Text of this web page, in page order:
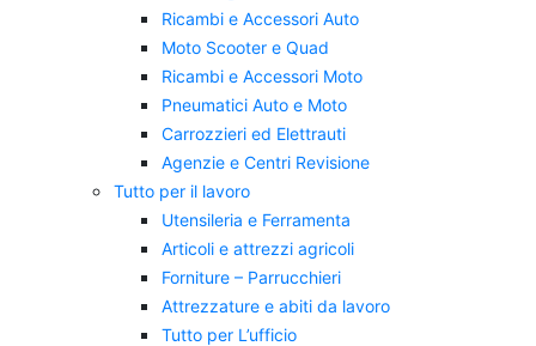
Ricambi e Accessori Auto
Moto Scooter e Quad
Ricambi e Accessori Moto
Pneumatici Auto e Moto
Carrozzieri ed Elettrauti
Agenzie e Centri Revisione
Tutto per il lavoro
Utensileria e Ferramenta
Articoli e attrezzi agricoli
Forniture – Parrucchieri
Attrezzature e abiti da lavoro
Tutto per L’ufficio